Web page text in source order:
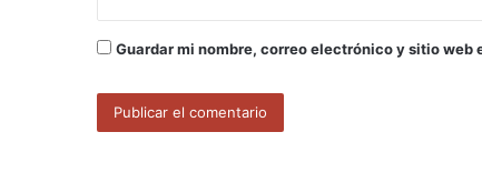
Guardar mi nombre, correo electrónico y sitio web